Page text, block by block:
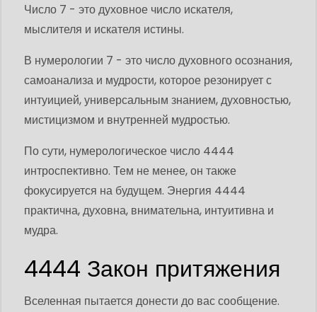
Число 7 - это духовное число искателя,
мыслителя и искателя истины.
В нумерологии 7 - это число духовного осознания,
самоанализа и мудрости, которое резонирует с
интуицией, универсальным знанием, духовностью,
мистицизмом и внутренней мудростью.
По сути, нумерологическое число 4444
интроспективно. Тем не менее, он также
фокусируется на будущем. Энергия 4444
практична, духовна, внимательна, интуитивна и
мудра.
4444 Закон притяжения
Вселенная пытается донести до вас сообщение.